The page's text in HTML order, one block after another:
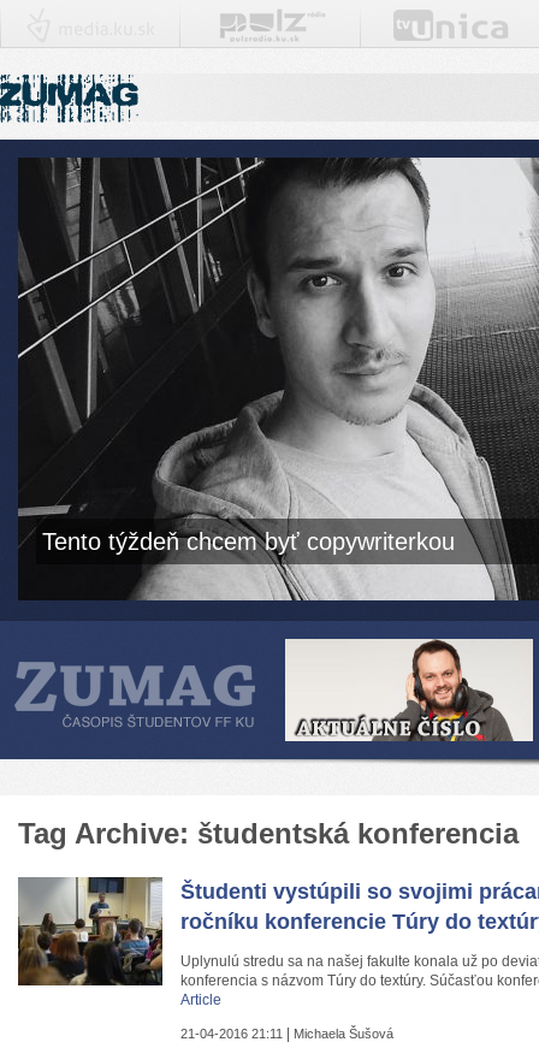
Tento týždeň chcem byť copywriterkou
Tag Archive: študentská konferencia
Študenti vystúpili so svojimi
ročníku konferencie Túry do
Uplynulú stredu sa na našej fakulte konala už po
konferencia s názvom Túry do textúry. Súčasťou
Article
21-04-2016 21:11 Michaela Šušová